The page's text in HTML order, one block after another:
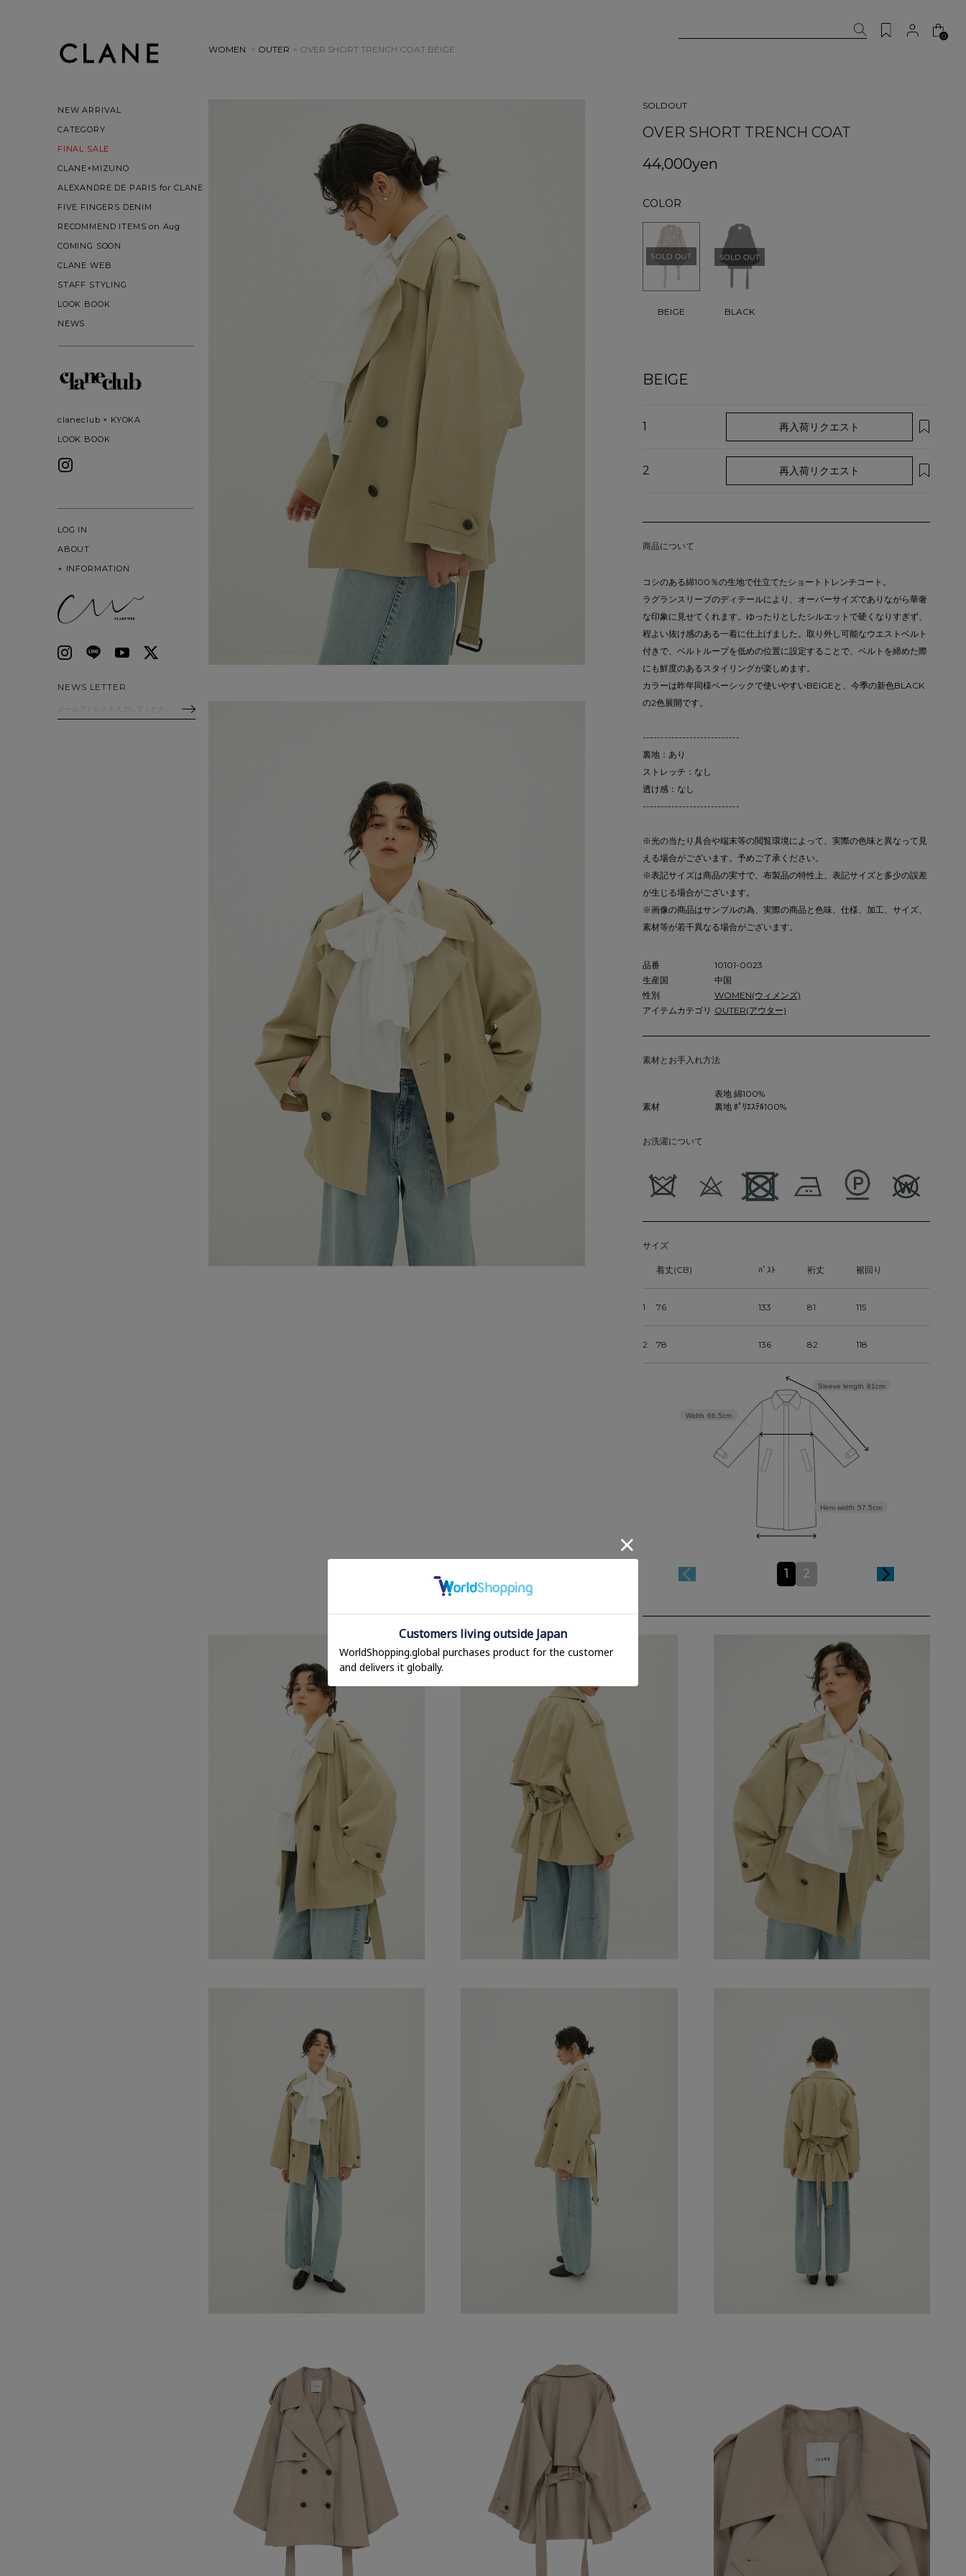
NEW ARRIVAL
CATEGORY
FINAL SALE
CLANE×MIZUNO
ALEXANDRE DE PARIS for CLANE
FIVE FINGERS DENIM
RECOMMEND ITEMS on Aug
COMING SOON
CLANE WEB
STAFF STYLING
LOOK BOOK
NEWS
claneclub × KYOKA
LOOK BOOK
LOG IN
ABOUT
+ INFORMATION
NEWS LETTER
0
WOMEN > OUTER > OVER SHORT TRENCH COAT BEIGE
SOLDOUT
OVER SHORT TRENCH COAT
44,000yen
COLOR
BEIGE BLACK
BEIGE
1 再入荷リクエスト
2 再入荷リクエスト
商品について
コシのある綿100％の生地で仕立てたショートトレンチコート。
ラグランスリーブのディテールにより、オーバーサイズでありながら華奢
な印象に見せてくれます。ゆったりとしたシルエットで硬くなりすぎず、
程よい抜け感のある一着に仕上げました。取り外し可能なウエストベルト
付きで、ベルトループを低めの位置に設定することで、ベルトを締めた際
にも鮮度のあるスタイリングが楽しめます。
カラーは昨年同様ベーシックで使いやすいBEIGEと、今季の新色BLACK
の2色展開です。
---------------------------
裏地：あり
ストレッチ：なし
透け感：なし
---------------------------
※光の当たり具合や端末等の閲覧環境によって、実際の色味と異なって見
える場合がございます。予めご了承ください。
※表記サイズは商品の実寸で、布製品の特性上、表記サイズと多少の誤差
が生じる場合がございます。
※画像の商品はサンプルの為、実際の商品と色味、仕様、加工、サイズ、
素材等が若干異なる場合がございます。
品番
10101-0023
生産国
中国
性別
WOMEN(ウィメンズ)
アイテムカテゴリ OUTER(アウター)
素材とお手入れ方法
素材
表地 綿100%
裏地 ﾎﾟﾘｴｽﾃﾙ100%
お洗濯について
サイズ
着丈(CB) ﾊﾞｽﾄ 裄丈 裾回り
1 76 133 81 115
2 78 136 82 118
Hem width 57.5cm
Sleeve length 81cm
Width 66.5cm
1 2